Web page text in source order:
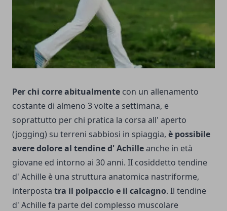
Per chi corre abitualmente con un allenamento
costante di almeno 3 volte a settimana, e
soprattutto per chi pratica la corsa all' aperto
(jogging) su terreni sabbiosi in spiaggia, è possibile
avere dolore al tendine d' Achilleanche in età
giovane ed intorno ai 30 anni. II cosiddetto tendine
d' Achille è una struttura anatomica nastriforme,
interposta tra il polpaccio e il calcagno. Il tendine
d' Achille fa parte del complesso muscolare